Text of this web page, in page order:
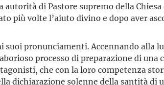
di Pastore supremo della Chiesa
più volte l’aiuto divino e dopo aver
pronunciamenti. Accennando alla
processo di preparazione di una
che con la loro competenza
dichiarazione solenne della santità di